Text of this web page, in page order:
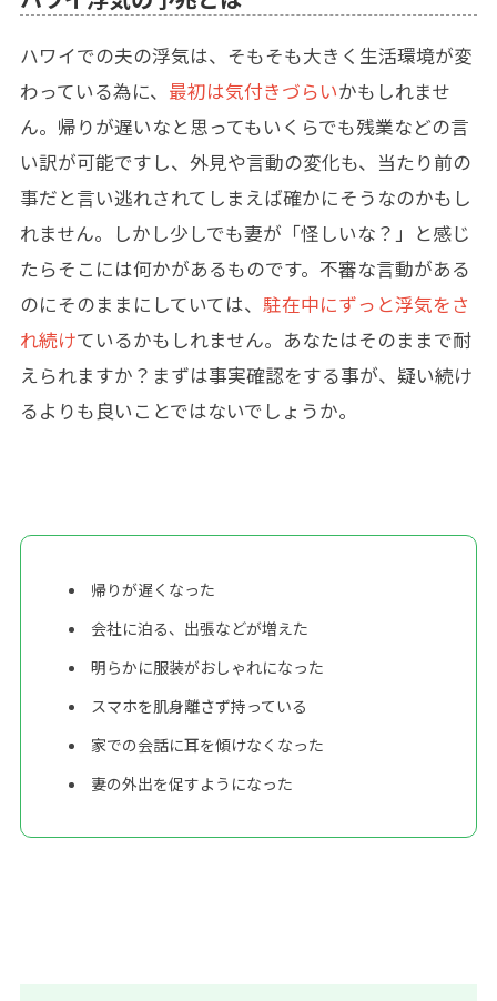
ハワイでの夫の浮気は、そもそも大きく生活環境が変
わっている為に、 最初は気付きづらいかもしれませ
ん。帰りが遅いなと思ってもいくらでも残業などの言
い訳が可能ですし、外見や言動の変化も、当たり前の
事だと言い逃れされてしまえば確かにそうなのかもし
れません。しかし少しでも妻が「怪しいな？」と感じ
たらそこには何かがあるものです。不審な言動がある
のにそのままにしていては、 駐在中にずっと浮気をさ
れ続けているかもしれません。あなたはそのままで耐
えられますか？まずは事実確認をする事が、疑い続け
るよりも良いことではないでしょうか。
帰りが遅くなった
会社に泊る、出張などが増えた
明らかに服装がおしゃれになった
スマホを肌身離さず持っている
家での会話に耳を傾けなくなった
妻の外出を促すようになった